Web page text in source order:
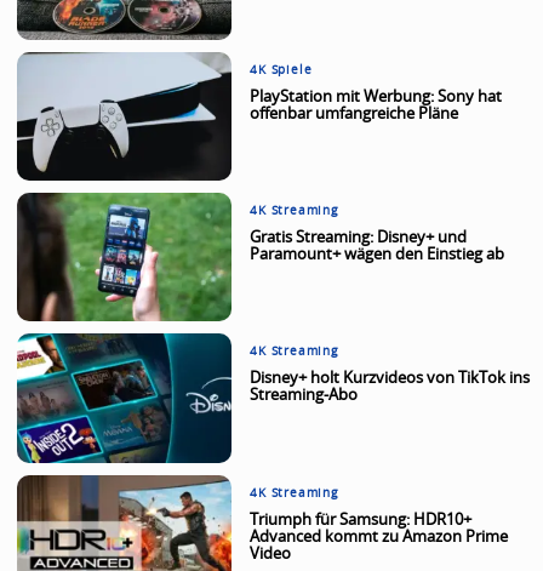
4K Spiele
PlayStation mit Werbung: Sony hat
offenbar umfangreiche Pläne
4K Streaming
Gratis Streaming: Disney+ und
Paramount+ wägen den Einstieg ab
4K Streaming
Disney+ holt Kurzvideos von TikTok ins
Streaming-Abo
4K Streaming
Triumph für Samsung: HDR10+
Advanced kommt zu Amazon Prime
Video